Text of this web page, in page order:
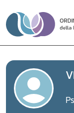
Vai